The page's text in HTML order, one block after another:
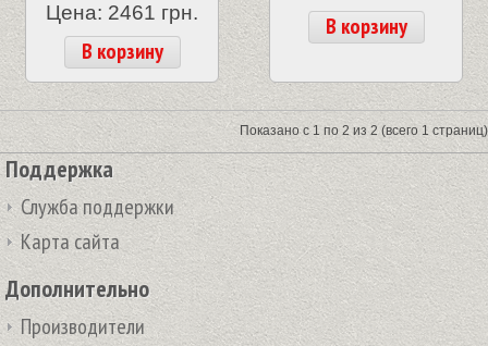
Цена: 2461 грн.
В корзину
В корзину
Показано с 1 по 2 из 2 (всего 1 страниц)
Поддержка
Служба поддержки
Карта сайта
Дополнительно
Производители